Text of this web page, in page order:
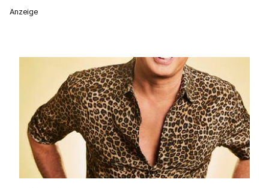
Anzeige